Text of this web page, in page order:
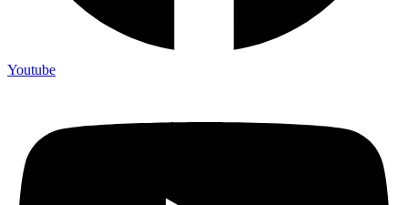
Youtube